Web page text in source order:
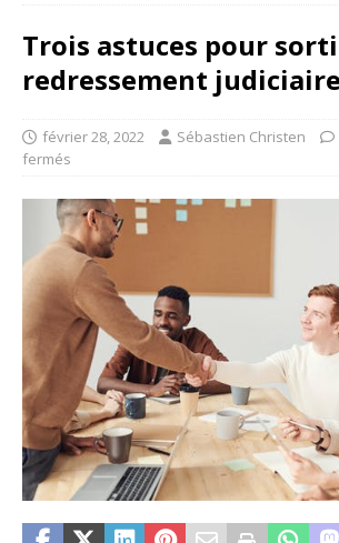
Trois astuces pour
redressement judiciaire
février 28, 2022 Sébastien Christen
fermés